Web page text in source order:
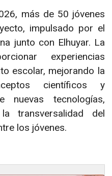
más de 50 jóvenes
impulsado por el
junto con Elhuyar. La
experiencias
escolar, mejorando la
científicos y
tecnologías,
transversalidad del
los jóvenes.